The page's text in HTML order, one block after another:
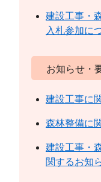
建設工事・
入札参加に
お知らせ・
建設工事に
森林整備に
建設工事・
関するお知